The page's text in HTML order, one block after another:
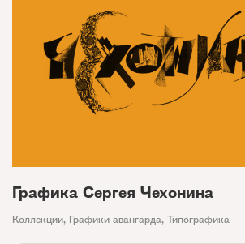
Графика Сергея Чехонина
Коллекции, Графики авангарда, Типографика